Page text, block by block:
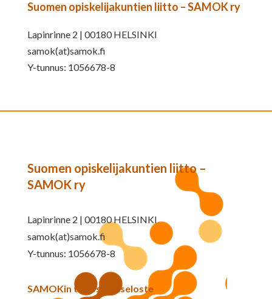
Suomen opiskelijakuntien liitto – SAMOK ry
Lapinrinne 2 | 00180 HELSINKI
samok(at)samok.fi
Y-tunnus: 1056678-8
Suomen opiskelijakuntien liitto –
SAMOK ry
Lapinrinne 2 | 00180 HELSINKI
samok(at)samok.fi
Y-tunnus: 1056678-8
SAMOKin tietosuojaseloste